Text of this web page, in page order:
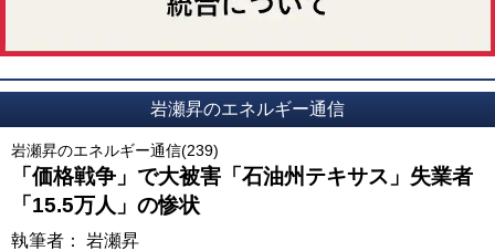
岩瀬昇のエネルギー通信
岩瀬昇のエネルギー通信(239)
「価格戦争」で大被害「石油州テキサス」失業者
「15.5万人」の惨状
執筆者： 岩瀬昇